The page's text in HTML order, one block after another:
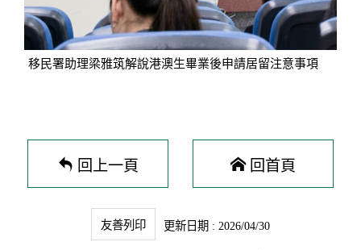
移民署助理梁雅筑解說港澳生畢業後申請居留注意事項
回上一頁 回首頁
友善列印 更新日期 : 2026/04/30